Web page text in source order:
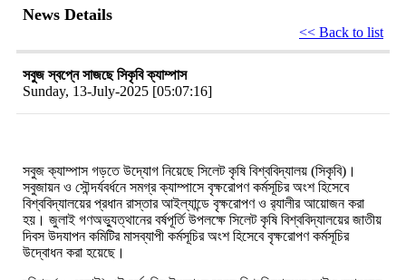
News Details
<< Back to list
সবুজ স্বপ্নে সাজছে সিকৃবি ক্যাম্পাস
Sunday, 13-July-2025 [05:07:16]
সবুজ ক্যাম্পাস গড়তে উদ্যোগ নিয়েছে সিলেট কৃষি বিশ্ববিদ্যালয় (সিকৃবি)।
সবুজায়ন ও সৌন্দর্যবর্ধনে সমগ্র ক্যাম্পাসে ‍বৃক্ষরোপণ কর্মসূচির অংশ হিসেবে
বিশ্ববিদ্যালয়ের প্রধান রাস্তার আইল্যান্ডে বৃক্ষরোপণ ও র‌্যালীর আয়োজন করা
হয়। জুলাই গণঅভ্যুত্থানের বর্ষপূর্তি উপলক্ষে সিলেট কৃষি বিশ্ববিদ্যালয়ের জাতীয়
দিবস উদযাপন কমিটির মাসব্যাপী কর্মসূচির অংশ হিসেবে বৃক্ষরোপণ কর্মসূচির
উদ্বোধন করা হয়েছে।